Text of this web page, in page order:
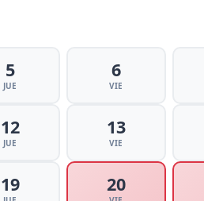
5
JUE
6
VIE
12
JUE
13
VIE
19 20